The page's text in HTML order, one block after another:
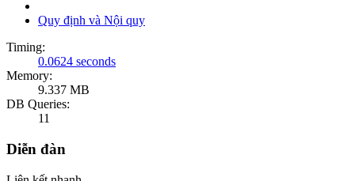
Quy định và Nội quy
Timing:
0.0624 seconds
Memory:
9.337 MB
DB Queries:
11
Diễn đàn